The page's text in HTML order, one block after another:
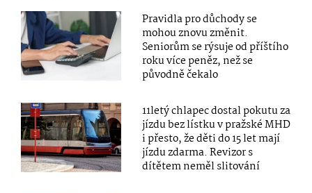
Pravidla pro důchody se
mohou znovu změnit.
Seniorům se rýsuje od příštího
roku více peněz, než se
původně čekalo
11letý chlapec dostal pokutu za
jízdu bez lístku v pražské MHD
i přesto, že děti do 15 let mají
jízdu zdarma. Revizor s
dítětem neměl slitování